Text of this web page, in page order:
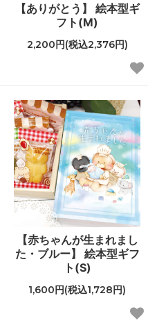
【ありがとう】 絵本型ギ
フト(M)
2,200円(税込2,376円)
【赤ちゃんが生まれまし
た・ブルー】 絵本型ギフ
ト(S)
1,600円(税込1,728円)